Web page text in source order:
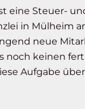
eine Steuer-
in Mülheim
neue
noch keinen
Aufgabe